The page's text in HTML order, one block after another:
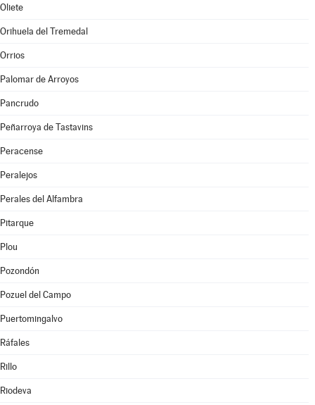
Oliete
Orihuela del Tremedal
Orrios
Palomar de Arroyos
Pancrudo
Peñarroya de Tastavins
Peracense
Peralejos
Perales del Alfambra
Pitarque
Plou
Pozondón
Pozuel del Campo
Puertomingalvo
Ráfales
Rillo
Riodeva